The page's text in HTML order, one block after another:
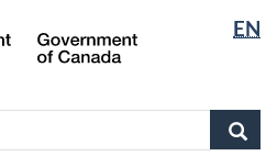
Aller
au
principal
Skip
to
government"
Passer
à
version
simplifiée
langue
EN
Canada